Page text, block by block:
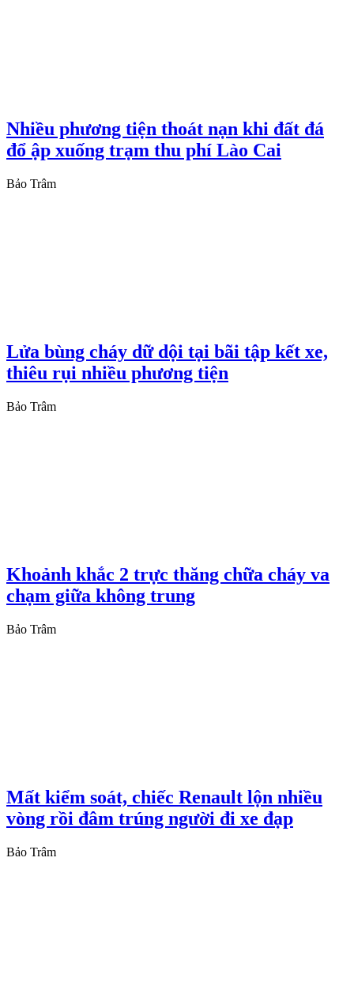
Nhiều phương tiện thoát nạn khi đất đá
đổ ập xuống trạm thu phí Lào Cai
Bảo Trâm
Lửa bùng cháy dữ dội tại bãi tập kết xe,
thiêu rụi nhiều phương tiện
Bảo Trâm
Khoảnh khắc 2 trực thăng chữa cháy va
chạm giữa không trung
Bảo Trâm
Mất kiểm soát, chiếc Renault lộn nhiều
vòng rồi đâm trúng người đi xe đạp
Bảo Trâm